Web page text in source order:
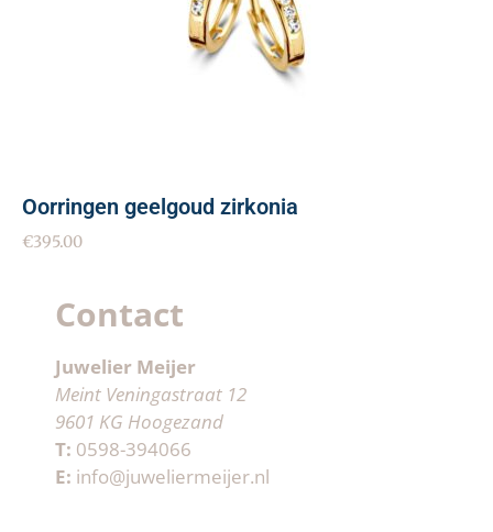
Oorringen geelgoud zirkonia
€395.00
Contact
Juwelier Meijer
Meint Veningastraat 12
9601 KG Hoogezand
T: 0598-394066
E: info@juweliermeijer.nl